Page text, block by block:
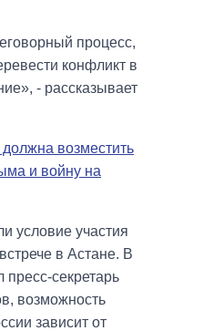
процесс,
конфликт в
- рассказывает
должна возместить
и войну на
условие участия
в Астане. В
пресс-секретарь
возможность
зависит от